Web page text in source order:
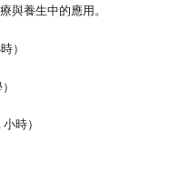
與養生中的應用。
）
小時）